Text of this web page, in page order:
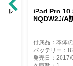
256GB シル
リー 訳あり品